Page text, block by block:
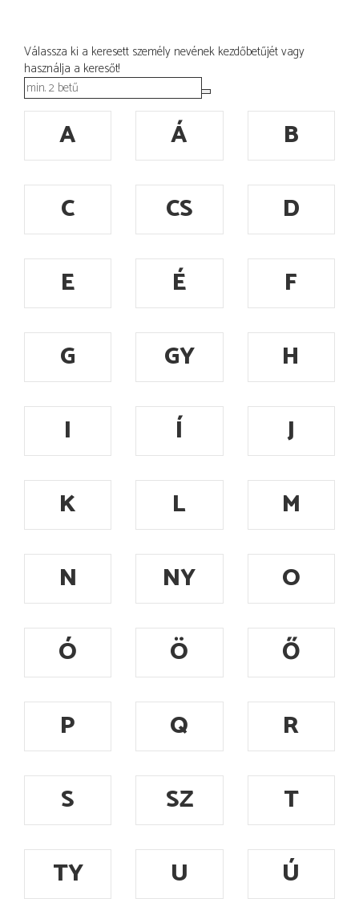
Válassza ki a keresett személy nevének kezdőbetűjét vagy
használja a keresőt!
A Á
B
C
CS
D
E
É
F
G
GY
H
I
Í
J
K
L
M
N
NY
O
Ó
Ö
Ő
P
Q
R
S
SZ
T
TY
U
Ú